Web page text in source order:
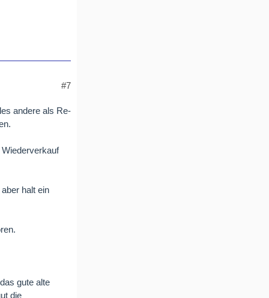
#7
andere als Re-
halt ein
gute alte
die